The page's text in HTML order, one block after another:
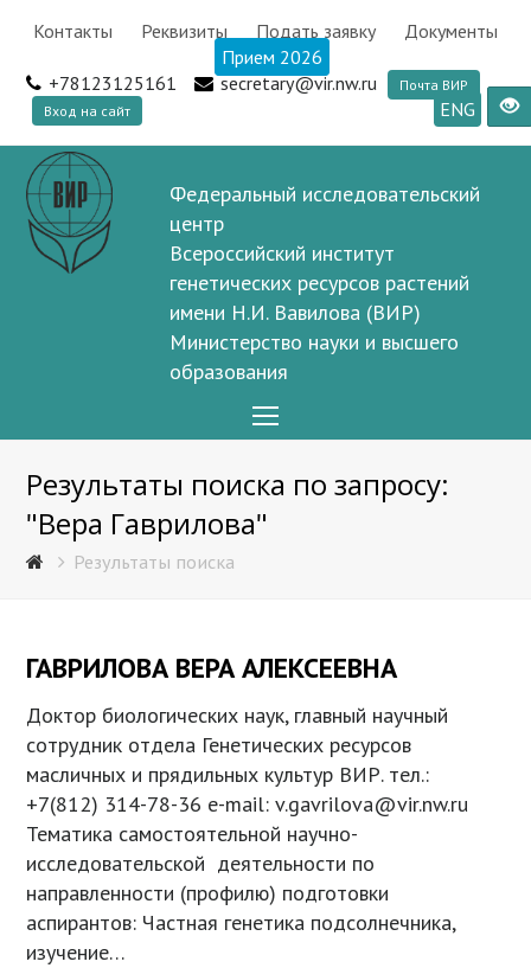
Контакты Реквизиты Подать заявку
Документы
Прием 2026
+78123125161
secretary@vir.nw.ru
Почта ВИР
Вход на сайт
ENG
Федеральный исследовательский
центр
Всероссийский институт
генетических ресурсов растений
имени Н.И. Вавилова (ВИР)
Министерство науки и высшего
образования
Menu
Результаты поиска по запросу:
"Вера Гаврилова"
Результаты поиска
ГАВРИЛОВА ВЕРА АЛЕКСЕЕВНА
Доктор биологических наук, главный научный
сотрудник отдела Генетических ресурсов
масличных и прядильных культур ВИР. тел.:
+7(812) 314-78-36 e-mail: v.gavrilova@vir.nw.ru
Тематика самостоятельной научно-
исследовательской деятельности по
направленности (профилю) подготовки
аспирантов: Частная генетика подсолнечника,
изучение…